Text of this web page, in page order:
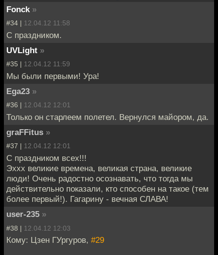
Fonck »
#34 | 12.04.12 11:58
С праздником.
UVLight »
#35 | 12.04.12 11:59
Мы были первыми! Ура!
Ega23 »
#36 | 12.04.12 12:01
Только он старлеем полетел. Вернулся майором, да.
graFFitus »
#37 | 12.04.12 12:01
С праздником всех!!!
Эххх великие времена, великая страна, великие
люди! Очень радостно осознавать, что тогда мы
действительно показали, кто способен на такое (тем
более первый!). Гагарину - вечная СЛАВА!
user-235 »
#38 | 12.04.12 12:03
Кому: Цзен ГУргуров, #29